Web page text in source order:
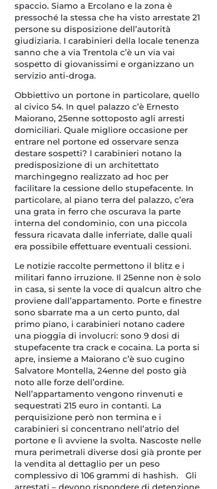
spaccio. Siamo a Ercolano e la zona è
pressoché la stessa che ha visto arrestate 21
persone su disposizione dell’autorità
giudiziaria. I carabinieri della locale tenenza
sanno che a via Trentola c’è un via vai
sospetto di giovanissimi e organizzano un
servizio anti-droga.
Obbiettivo un portone in particolare, quello
al civico 54. In quel palazzo c’è Ernesto
Maiorano, 25enne sottoposto agli arresti
domiciliari. Quale migliore occasione per
entrare nel portone ed osservare senza
destare sospetti? I carabinieri notano la
predisposizione di un architettato
marchingegno realizzato ad hoc per
facilitare la cessione dello stupefacente. In
particolare, al piano terra del palazzo, c’era
una grata in ferro che oscurava la parte
interna del condominio, con una piccola
fessura ricavata dalle inferriate, dalle quali
era possibile effettuare eventuali cessioni.
Le notizie raccolte permettono il blitz e i
militari fanno irruzione. Il 25enne non è solo
in casa, si sente la voce di qualcun altro che
proviene dall’appartamento. Porte e finestre
sono sbarrate ma a un certo punto, dal
primo piano, i carabinieri notano cadere
una pioggia di involucri: sono 9 dosi di
stupefacente tra crack e cocaina. La porta si
apre, insieme a Maiorano c’è suo cugino
Salvatore Montella, 24enne del posto già
noto alle forze dell’ordine.
Nell’appartamento vengono rinvenuti e
sequestrati 215 euro in contanti. La
perquisizione però non termina e i
carabinieri si concentrano nell’atrio del
portone e lì avviene la svolta. Nascoste nelle
mura perimetrali diverse dosi già pronte per
la vendita al dettaglio per un peso
complessivo di 106 grammi di hashish. Gli